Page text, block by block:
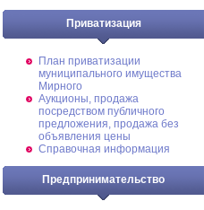
Приватизация
План приватизации
муниципального имущества
Мирного
Аукционы, продажа
посредством публичного
предложения, продажа без
объявления цены
Справочная информация
Предпринимательство